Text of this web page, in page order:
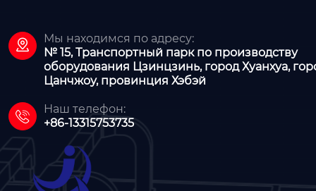

Мы находимся по адресу:
№ 15, Транспортный парк по производству
оборудования Цзинцзинь, город Хуанхуа,
Цанчжоу, провинция Хэбэй

Наш телефон:
+86-13315753735